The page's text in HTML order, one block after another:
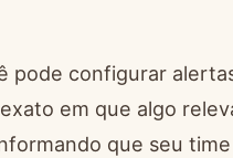
pode configurar
em que algo
que seu